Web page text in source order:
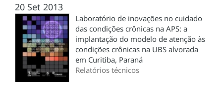
20 Set 2013
Laboratório de inovações no cuidado
das condições crônicas na APS: a
implantação do modelo de atenção às
condições crônicas na UBS alvorada
em Curitiba, Paraná
Relatórios técnicos